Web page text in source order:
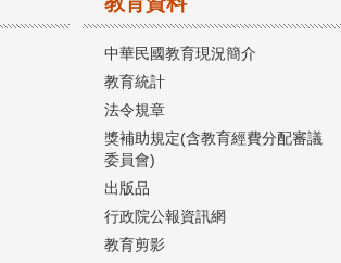
中華民國教育現況簡介
教育統計
法令規章
獎補助規定(含教育經費分配審議
委員會)
出版品
行政院公報資訊網
教育剪影